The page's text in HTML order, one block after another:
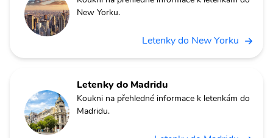
New Yorku.
Letenky do New Yorku
Letenky do Madridu
Koukni na přehledné informace k letenkám do
Madridu.